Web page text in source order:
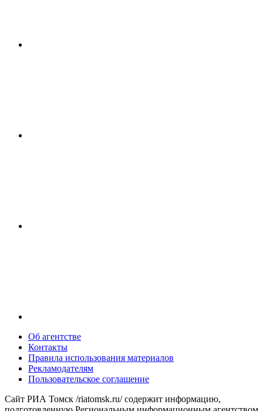
Об агентстве
Контакты
Правила использования материалов
Рекламодателям
Пользовательское соглашение
Сайт РИА Томск /riatomsk.ru/ содержит информацию,